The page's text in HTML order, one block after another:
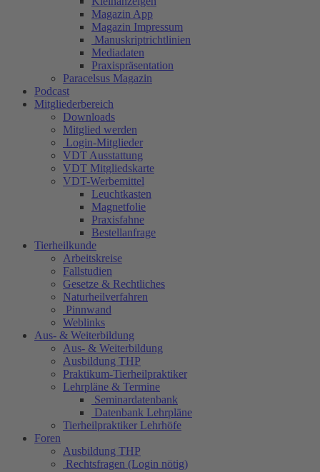
Magazin App
Magazin Impressum
Manuskriptrichtlinien
Mediadaten
Praxispräsentation
Paracelsus Magazin
Podcast
Mitgliederbereich
Downloads
Mitglied werden
Login-Mitglieder
VDT Ausstattung
VDT Mitgliedskarte
VDT-Werbemittel
Leuchtkasten
Magnetfolie
Praxisfahne
Bestellanfrage
Tierheilkunde
Arbeitskreise
Fallstudien
Gesetze & Rechtliches
Naturheilverfahren
Pinnwand
Weblinks
Aus- & Weiterbildung
Aus- & Weiterbildung
Ausbildung THP
Praktikum-Tierheilpraktiker
Lehrpläne & Termine
Seminardatenbank
Datenbank Lehrpläne
Tierheilpraktiker Lehrhöfe
Foren
Ausbildung THP
Rechtsfragen (Login nötig)